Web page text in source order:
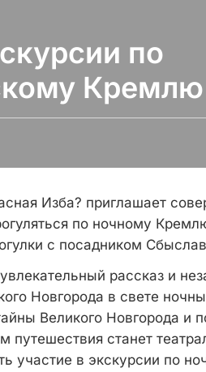
по
Кремлю
Изба? приглашает
по ночному
с посадником
рассказ и
Новгорода в свете
Великого Новгорода и
станет
участие в экскурсии по